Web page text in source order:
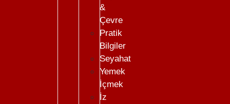
&
Çevre
Pratik
Bilgiler
Seyahat
Yemek
İçmek
İz